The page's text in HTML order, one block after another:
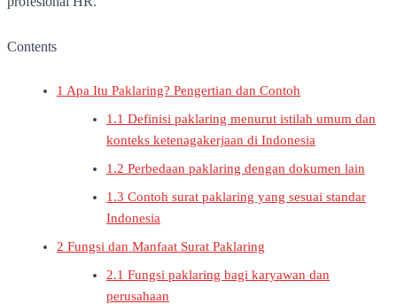
Contents
1 Apa Itu Paklaring? Pengertian dan Contoh
1.1 Definisi paklaring menurut istilah umum dan
konteks ketenagakerjaan di Indonesia
1.2 Perbedaan paklaring dengan dokumen lain
1.3 Contoh surat paklaring yang sesuai standar
Indonesia
2 Fungsi dan Manfaat Surat Paklaring
2.1 Fungsi paklaring bagi karyawan dan
perusahaan